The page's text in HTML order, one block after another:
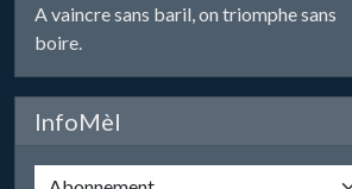
A vaincre sans baril, on triomphe sans
boire.
InfoMèl